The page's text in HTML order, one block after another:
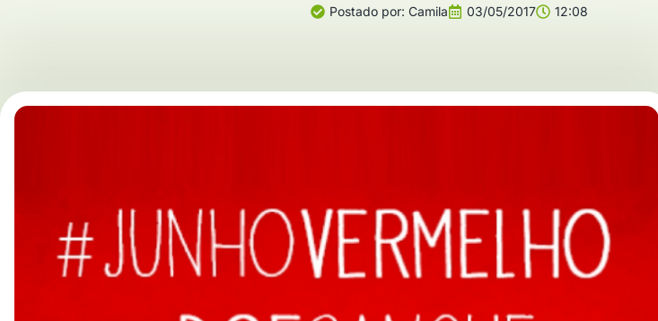
Postado por: Camila 03/05/2017 12:08